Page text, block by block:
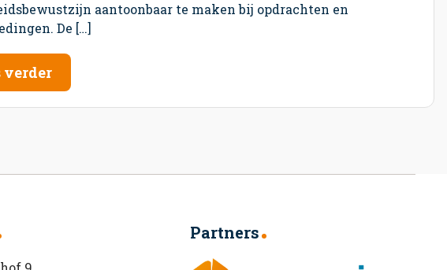
aantoonbaar te maken bij opdrachten en
De […]
verder
Partners